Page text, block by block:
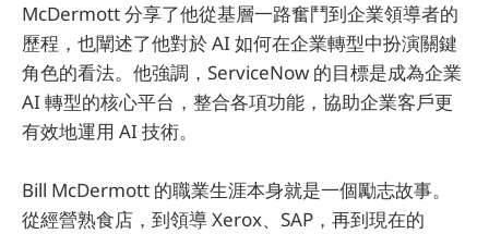
McDermott 分享了他從基層一路奮鬥到企業領導者的
歷程，也闡述了他對於 AI 如何在企業轉型中扮演關鍵
角色的看法。他強調，ServiceNow 的目標是成為企業
AI 轉型的核心平台，整合各項功能，協助企業客戶更
有效地運用 AI 技術。
Bill McDermott 的職業生涯本身就是一個勵志故事。
從經營熟食店，到領導 Xerox、SAP，再到現在的